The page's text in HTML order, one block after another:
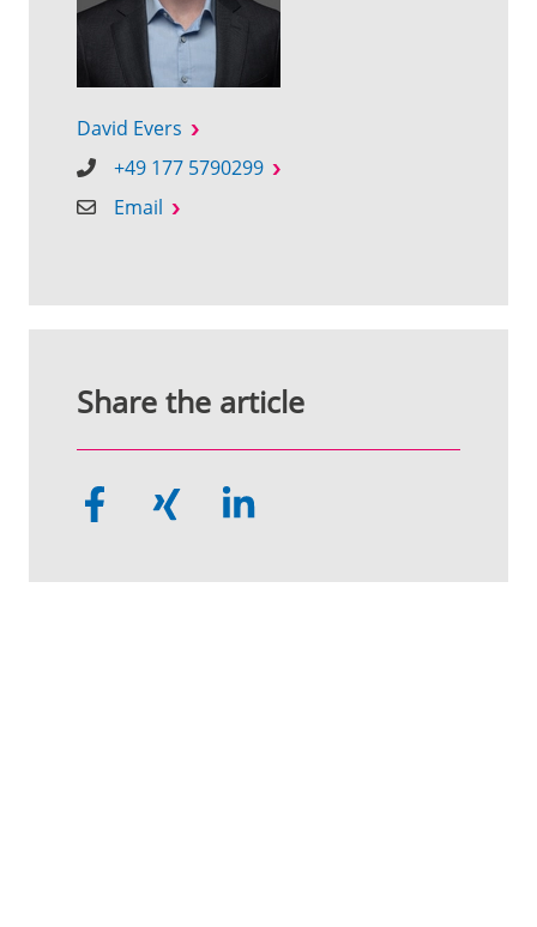
David Evers
+49 177 5790299
Email
Share the article